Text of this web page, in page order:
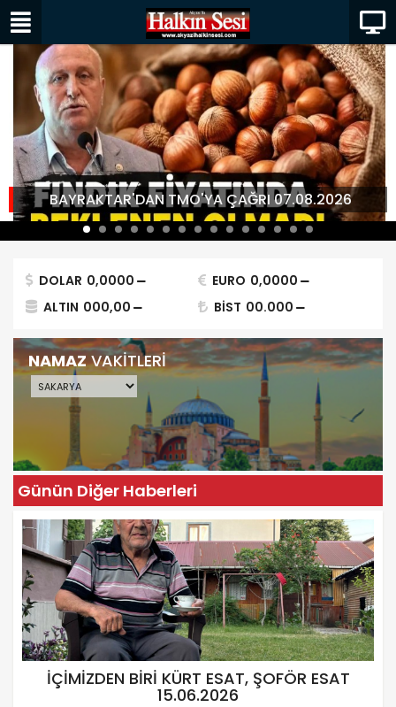
BAYRAKTAR'DAN TMO'YA ÇAĞRI 07.08.2026
DOLAR 0,0000 EURO 0,0000
ALTIN 000,00 BİST 00.000
NAMAZVAKİTLERİ
Günün Diğer Haberleri
İÇİMİZDEN BİRİ KÜRT ESAT, ŞOFÖR ESAT
15.06.2026